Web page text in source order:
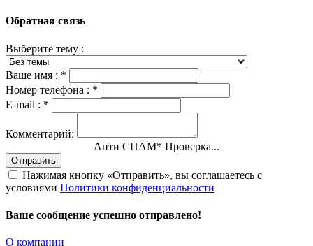
Обратная связь
Выберите тему :
Ваше имя : *
Номер телефона : *
E-mail : *
Комментарий:
Анти СПАМ* Проверка...
Отправить
Нажимая кнопку «Отправить», вы соглашаетесь с
условиями Политики конфиденциальности
Ваше сообщение успешно отправлено!
О компании